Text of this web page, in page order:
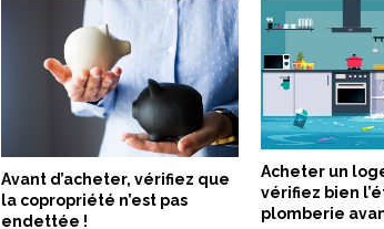
Avant d’acheter, vérifiez que
la copropriété n’est pas
endettée !
Acheter un
vérifiez bien
plomberie